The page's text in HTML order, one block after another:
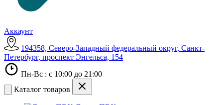
Аккаунт
194358, Северо-Западный федеральный округ, Санкт-
Петербург, проспект Энгельса, 154
Пн-Вс : с 10:00 до 21:00
Каталог товаров